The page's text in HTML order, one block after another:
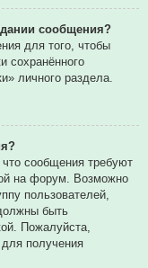
сообщения?
для того, чтобы
сохранённого
личного раздела.
сообщения требуют
на форум. Возможно
пользователей,
быть
Пожалуйста,
получения